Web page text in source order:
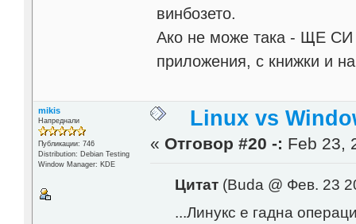
винбозето.
Ако не може така - ЩЕ
приложения, с книжки и
mikis
Напреднали
Публикации: 746
Distribution: Debian Testing
Window Manager: KDE
Linux vs
« Отговор #20 -: Feb 23,
Цитат(Buda @ Фев. 23
...Линукс е гадна